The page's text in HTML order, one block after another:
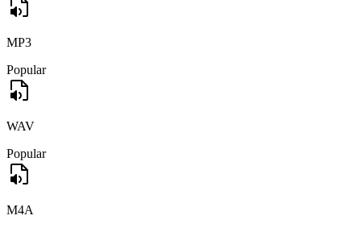
MP3
Popular
WAV
Popular
M4A